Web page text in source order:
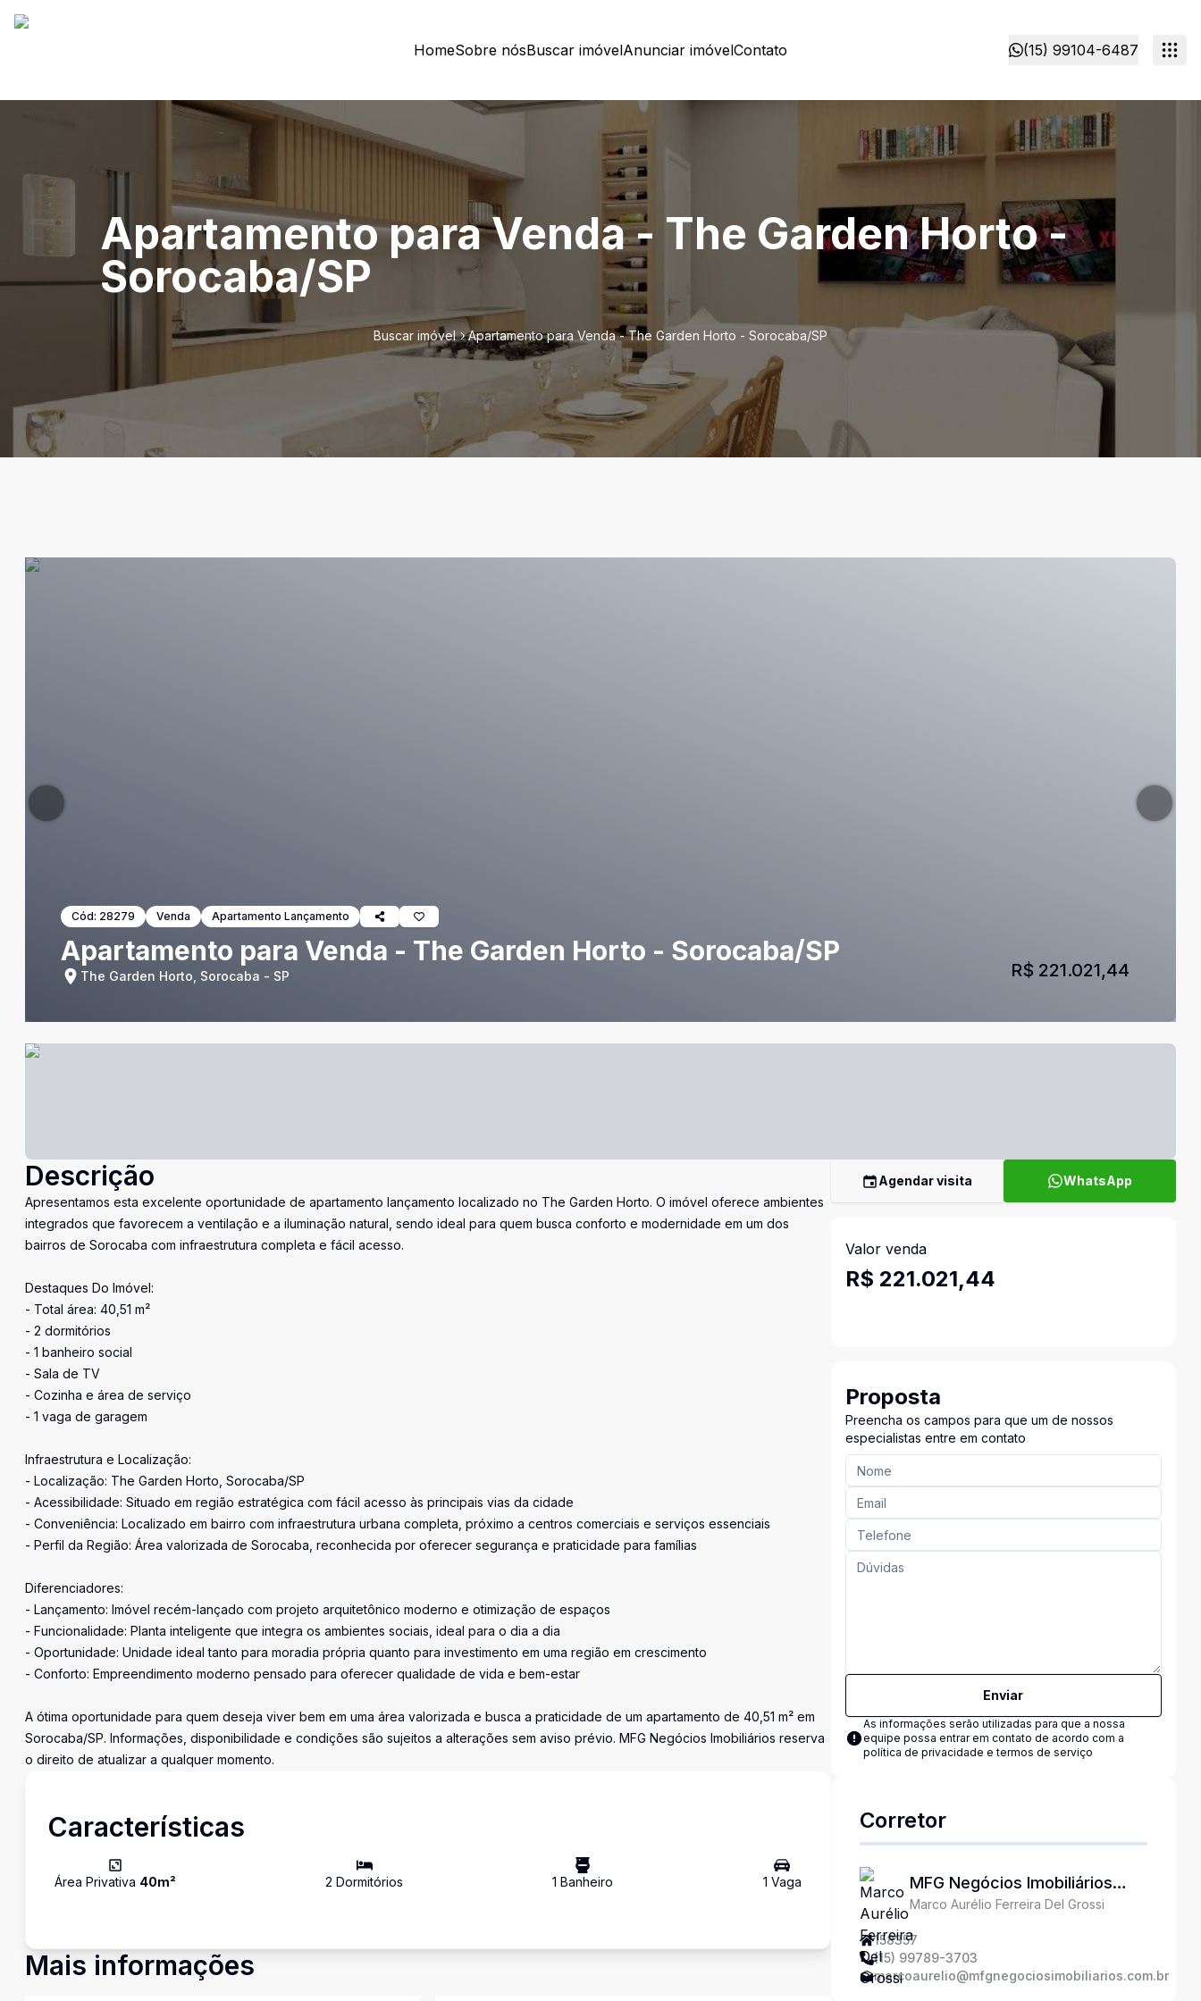
HomeSobre nósBuscar imóvelAnunciar imóvelContato (15) 99104-6487
Apartamento para Venda - The Garden Horto -
Sorocaba/SP
Buscar imóvel Apartamento para Venda - The Garden Horto - Sorocaba/SP
Cód: 28279 Venda Apartamento Lançamento
Apartamento para Venda - The Garden Horto - Sorocaba/SP
The Garden Horto, Sorocaba - SP R$ 221.021,44
Descrição
Apresentamos esta excelente oportunidade de apartamento lançamento localizado no The Garden Horto. O imóvel oferece ambientes
integrados que favorecem a ventilação e a iluminação natural, sendo ideal para quem busca conforto e modernidade em um dos
bairros de Sorocaba com infraestrutura completa e fácil acesso.
Destaques Do Imóvel:
- Total área: 40,51 m²
- 2 dormitórios
- 1 banheiro social
- Sala de TV
- Cozinha e área de serviço
- 1 vaga de garagem
Infraestrutura e Localização:
- Localização: The Garden Horto, Sorocaba/SP
- Acessibilidade: Situado em região estratégica com fácil acesso às principais vias da cidade
- Conveniência: Localizado em bairro com infraestrutura urbana completa, próximo a centros comerciais e serviços essenciais
- Perfil da Região: Área valorizada de Sorocaba, reconhecida por oferecer segurança e praticidade para famílias
Diferenciadores:
- Lançamento: Imóvel recém-lançado com projeto arquitetônico moderno e otimização de espaços
- Funcionalidade: Planta inteligente que integra os ambientes sociais, ideal para o dia a dia
- Oportunidade: Unidade ideal tanto para moradia própria quanto para investimento em uma região em crescimento
- Conforto: Empreendimento moderno pensado para oferecer qualidade de vida e bem-estar
A ótima oportunidade para quem deseja viver bem em uma área valorizada e busca a praticidade de um apartamento de 40,51 m² em
Sorocaba/SP. Informações, disponibilidade e condições são sujeitos a alterações sem aviso prévio. MFG Negócios Imobiliários reserva
o direito de atualizar a qualquer momento.
Características
Área Privativa 40m² 2 Dormitórios 1 Banheiro 1 Vaga
Mais informações
Agendar visita WhatsApp
Valor venda
R$ 221.021,44
Proposta
Preencha os campos para que um de nossos
especialistas entre em contato
Enviar
As informações serão utilizadas para que a nossa
equipe possa entrar em contato de acordo com a
política de privacidade e termos de serviço
Corretor
MFG Negócios Imobiliários
Ltda
Marco Aurélio Ferreira Del Grossi
158357
(15) 99789-3703
marcoaurelio@mfgnegociosimobiliarios.com.br